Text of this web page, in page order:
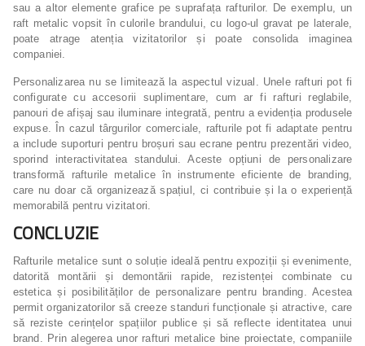
sau a altor elemente grafice pe suprafața rafturilor. De exemplu, un
raft metalic vopsit în culorile brandului, cu logo-ul gravat pe laterale,
poate atrage atenția vizitatorilor și poate consolida imaginea
companiei.
Personalizarea nu se limitează la aspectul vizual. Unele rafturi pot fi
configurate cu accesorii suplimentare, cum ar fi rafturi reglabile,
panouri de afișaj sau iluminare integrată, pentru a evidenția produsele
expuse. În cazul târgurilor comerciale, rafturile pot fi adaptate pentru
a include suporturi pentru broșuri sau ecrane pentru prezentări video,
sporind interactivitatea standului. Aceste opțiuni de personalizare
transformă rafturile metalice în instrumente eficiente de branding,
care nu doar că organizează spațiul, ci contribuie și la o experiență
memorabilă pentru vizitatori.
CONCLUZIE
Rafturile metalice sunt o soluție ideală pentru expoziții și evenimente,
datorită montării și demontării rapide, rezistenței combinate cu
estetica și posibilităților de personalizare pentru branding. Acestea
permit organizatorilor să creeze standuri funcționale și atractive, care
să reziste cerințelor spațiilor publice și să reflecte identitatea unui
brand. Prin alegerea unor rafturi metalice bine proiectate, companiile